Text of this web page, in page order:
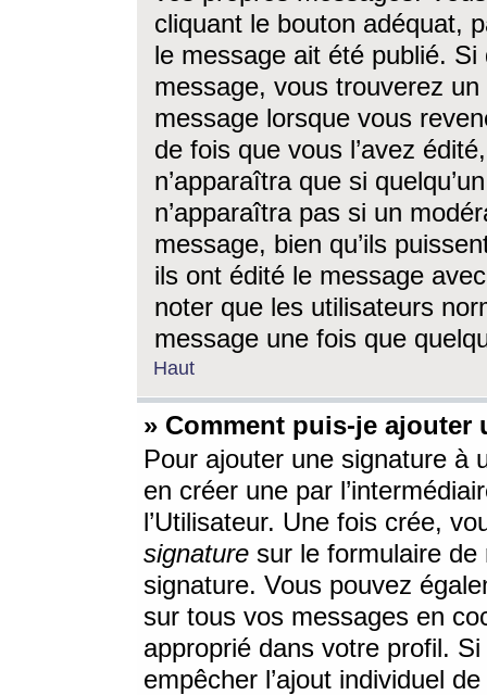
cliquant le bouton adéquat,
le message ait été publié. Si
message, vous trouverez
message lorsque vous
de fois que vous l’avez
n’apparaîtra que si
n’apparaîtra pas si un
message, bien qu’ils
ils ont édité le message
noter que les utilisateurs
message une fois que
Haut
» Comment puis-je ajouter
Pour ajouter une signature à
en créer une par
l’Utilisateur. Une fois crée,
signature sur le formulaire de
signature. Vous pouvez
sur tous vos messages en
approprié dans votre profil.
empêcher l’ajout individuel